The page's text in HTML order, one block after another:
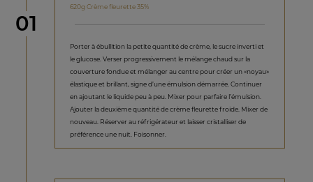
étape
01
620g Crème fleurette 35%
Porter à ébullition la petite quantité de crème, le sucre inverti et
le glucose. Verser progressivement le mélange chaud sur la
couverture fondue et mélanger au centre pour créer un «noyau»
élastique et brillant, signe d’une émulsion démarrée. Continuer
en ajoutant le liquide peu à peu. Mixer pour parfaire l’émulsion.
Ajouter la deuxième quantité de crème fleurette froide. Mixer de
nouveau. Réserver au réfrigérateur et laisser cristalliser de
préférence une nuit. Foisonner.